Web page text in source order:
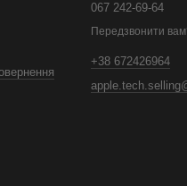
067 242-69-64
Передзвонити
+38 672426964